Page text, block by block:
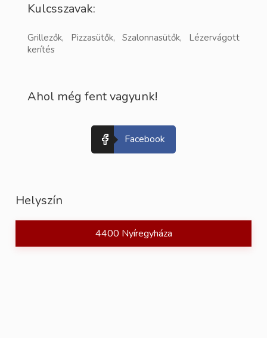
Kulcsszavak:
Grillezők, Pizzasütők, Szalonnasütők, Lézervágott
kerítés
Ahol még fent vagyunk!
Facebook
Helyszín
4400 Nyíregyháza